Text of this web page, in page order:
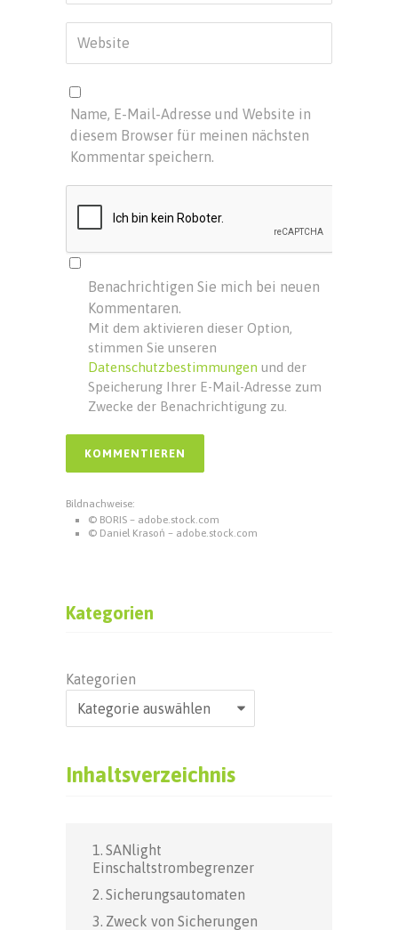
Name, E-Mail-Adresse und Website in
diesem Browser für meinen nächsten
Kommentar speichern.
Benachrichtigen Sie mich bei neuen
Kommentaren.
Mit dem aktivieren dieser Option,
stimmen Sie unseren
Datenschutzbestimmungen und der
Speicherung Ihrer E-Mail-Adresse zum
Zwecke der Benachrichtigung zu.
Bildnachweise:
© BORIS – adobe.stock.com
© Daniel Krasoń – adobe.stock.com
Kategorien
Kategorien
Inhaltsverzeichnis
SANlight
Einschaltstrombegrenzer
Sicherungsautomaten
Zweck von Sicherungen